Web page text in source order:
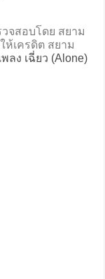
วจสอบโดย สยาม
เครดิต สยาม
พลง เฉี่ยว (Alone)